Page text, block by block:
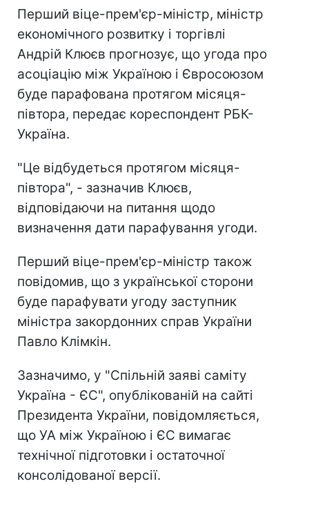
Перший віце-прем'єр-міністр, міністр
економічного розвитку і торгівлі
Андрій Клюєв прогнозує, що угода про
асоціацію між Україною і Євросоюзом
буде парафована протягом місяця-
півтора, передає кореспондент РБК-
Україна.
"Це відбудеться протягом місяця-
півтора", - зазначив Клюєв,
відповідаючи на питання щодо
визначення дати парафування угоди.
Перший віце-прем'єр-міністр також
повідомив, що з української сторони
буде парафувати угоду заступник
міністра закордонних справ України
Павло Клімкін.
Зазначимо, у "Спільній заяві саміту
Україна - ЄС", опублікованій на сайті
Президента України, повідомляється,
що УА між Україною і ЄС вимагає
технічної підготовки і остаточної
консолідованої версії.